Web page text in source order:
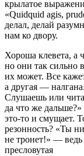
крылатое
«Quidquid agis,
делал, делай
нам ко двору.
Хороша клевета, а
но они так сильно
их может. Все
а другая —
Слушаешь или
да что же
это-то и смущает.
резонность? «Ты
не тронет!» — ведь
пресловутая